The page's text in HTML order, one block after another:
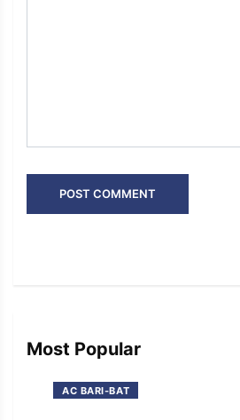
Most Popular
AC BARI-BAT